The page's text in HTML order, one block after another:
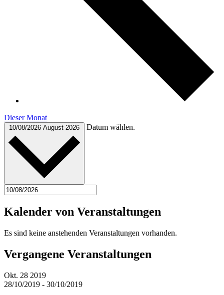
Dieser Monat
10/08/2026 August 2026 Datum wählen.
Kalender von Veranstaltungen
Es sind keine anstehenden Veranstaltungen vorhanden.
Vergangene Veranstaltungen
Okt. 28 2019
28/10/2019 - 30/10/2019